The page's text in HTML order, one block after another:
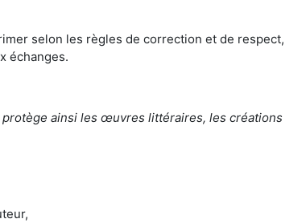
selon les règles de correction et de respect,
échanges.
protège ainsi les œuvres littéraires, les créations